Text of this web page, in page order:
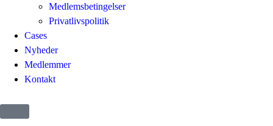
Medlemsbetingelser
Privatlivspolitik
Cases
Nyheder
Medlemmer
Kontakt